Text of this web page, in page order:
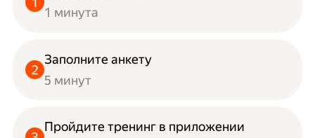
1 минута
Заполните анкету
5 минут
Пройдите тренинг в приложении